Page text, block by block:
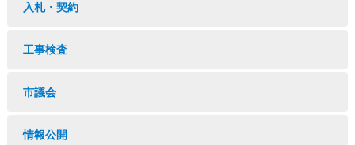
入札・契約
工事検査
市議会
情報公開